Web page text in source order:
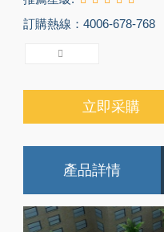
訂購熱線：4006-678-768
立即采購
產品詳情